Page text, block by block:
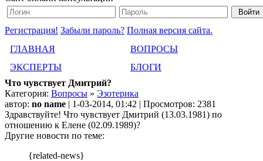
Регистрация! Забыли пароль? Полная версия сайта.
ГЛАВНАЯ
ВОПРОСЫ
ЭКСПЕРТЫ
БЛОГИ
Что чувствует Дмитрий?
Категория: Вопросы » Эзотерика
автор: no name | 1-03-2014, 01:42 | Просмотров: 2381
Здравствуйте! Что чувствует Дмитрий (13.03.1981) по
отношению к Елене (02.09.1989)?
Другие новости по теме:
{related-news}